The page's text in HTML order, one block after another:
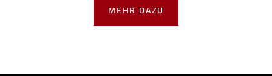
MEHR DAZU